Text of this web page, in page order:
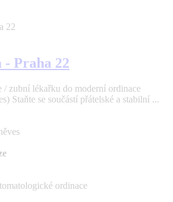
Praha 22
/ zubní lékařku do moderní ordinace
Staňte se součástí přátelské a stabilní ...